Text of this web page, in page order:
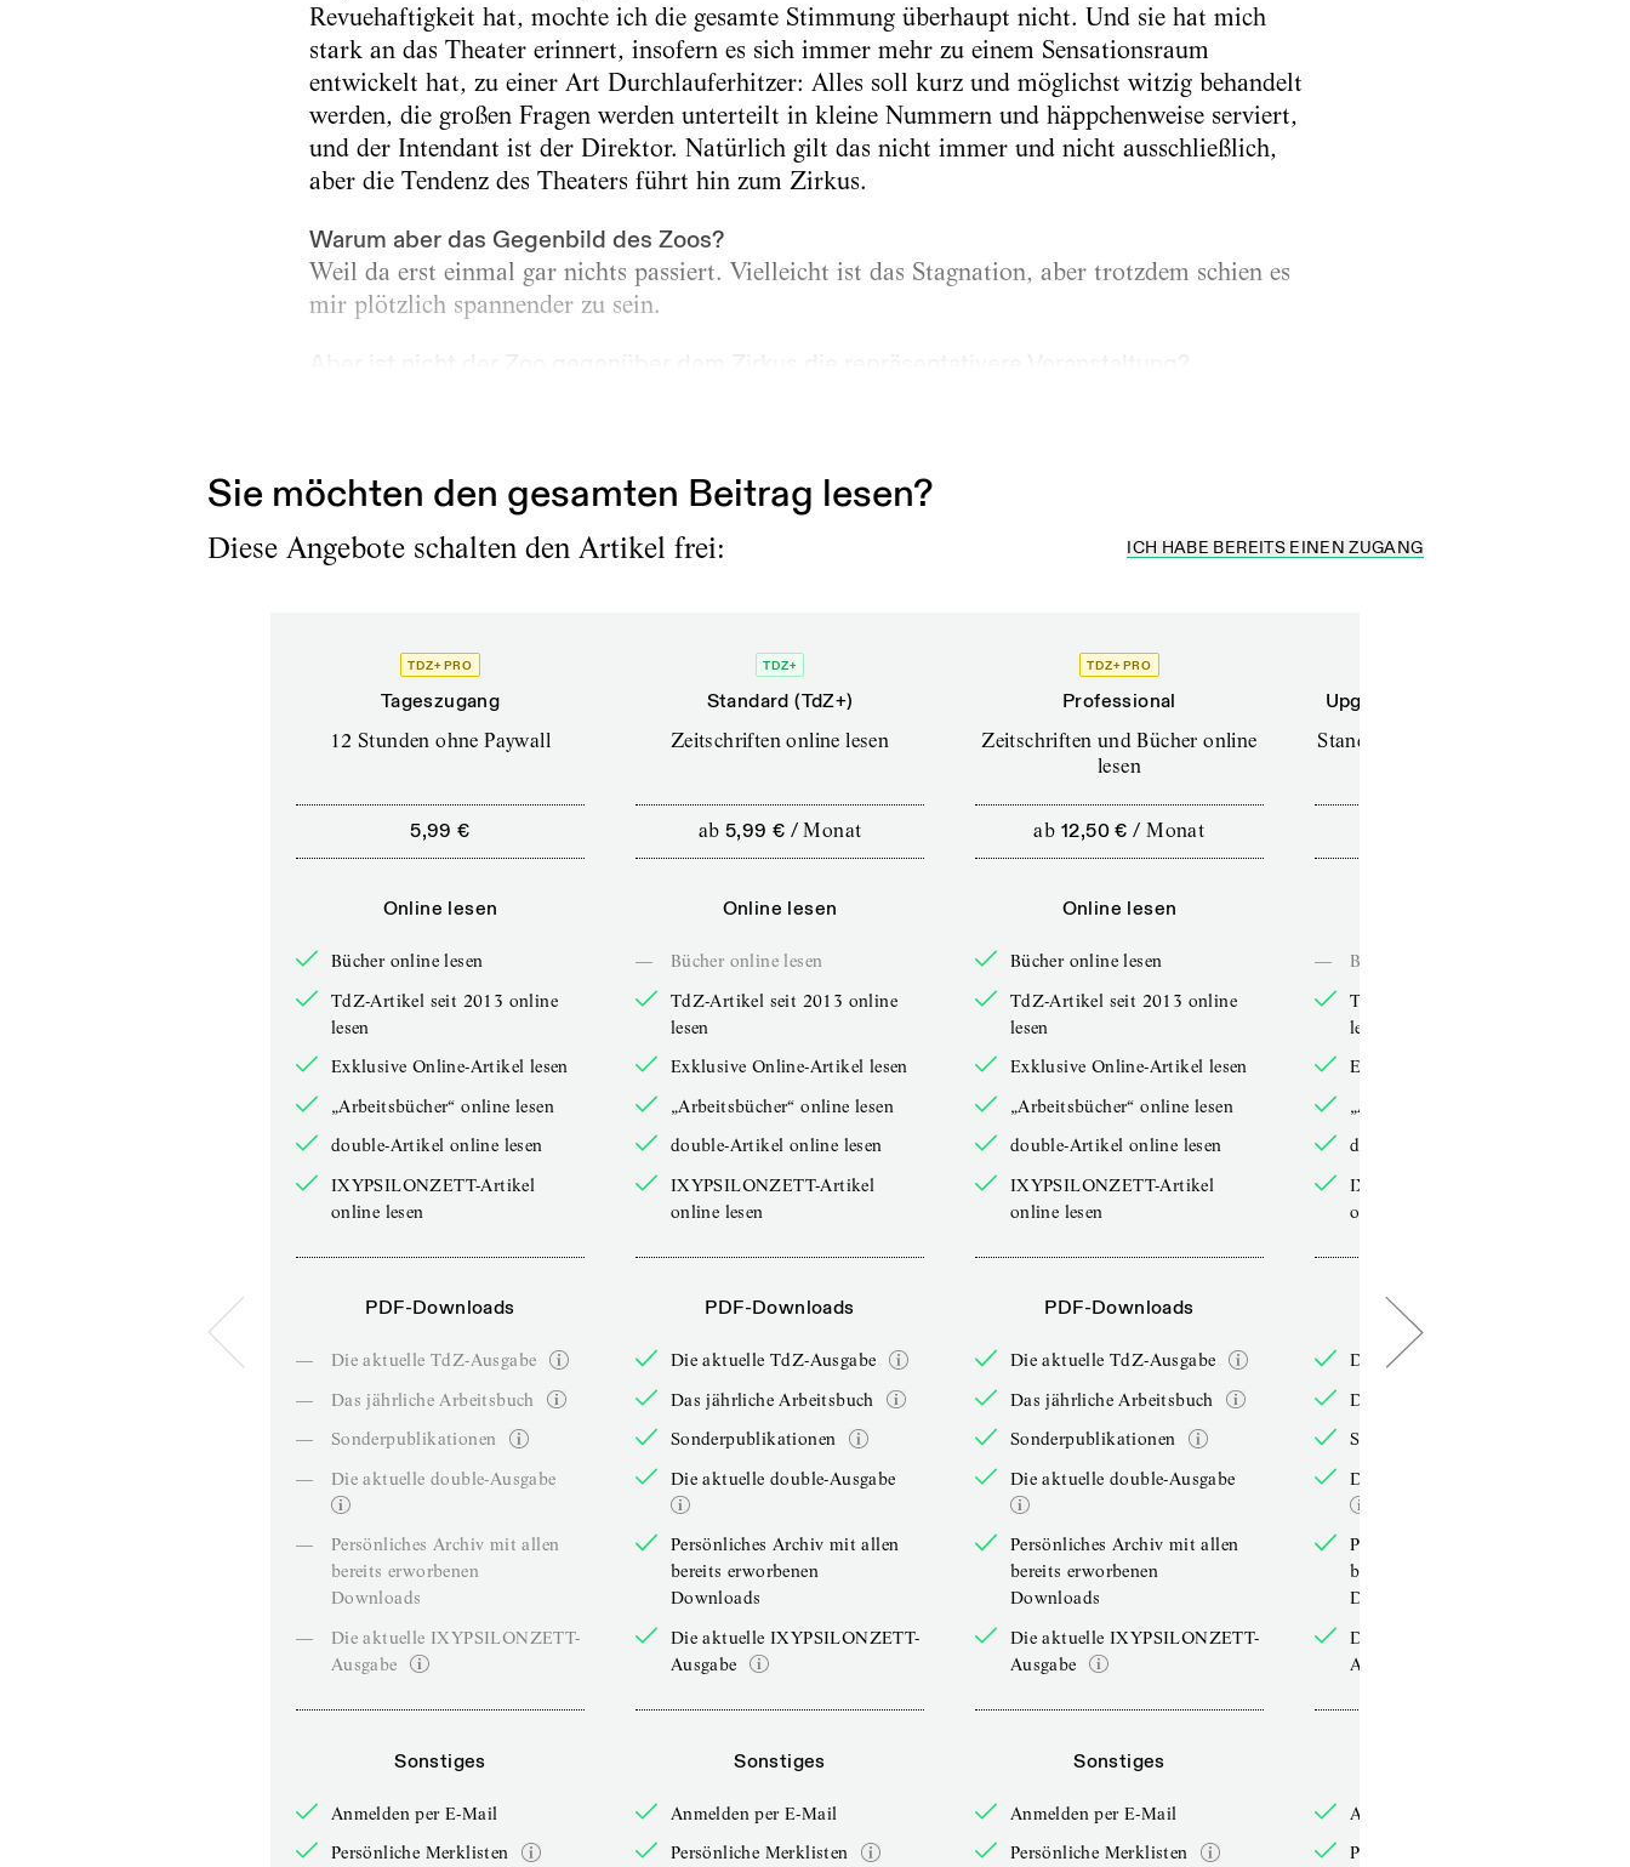
Revuehaftigkeit hat, mochte ich die gesamte Stimmung überhaupt nicht. Und sie hat mich
stark an das Theater erinnert, insofern es sich immer mehr zu einem Sensationsraum
entwickelt hat, zu einer Art Durchlauferhitzer: Alles soll kurz und möglichst witzig behandelt
werden, die großen Fragen werden unterteilt in kleine Nummern und häppchenweise serviert,
und der Intendant ist der Direktor. Natürlich gilt das nicht immer und nicht ausschließlich,
aber die Tendenz des Theaters führt hin zum Zirkus.
Warum aber das Gegenbild des Zoos?
Weil da erst einmal gar nichts passiert. Vielleicht ist das Stagnation, aber trotzdem schien es
mir plötzlich spannender zu sein.
Sie möchten den gesamten Beitrag lesen?
Diese Angebote schalten den Artikel frei: ICH HABE BEREITS EINEN ZUGANG
TDZ+ PRO
Tageszugang
12 Stunden ohne Paywall
5,99 €
Online lesen
Bücher online lesen
TdZ-Artikel seit 2013 online
lesen
Exklusive Online-Artikel lesen
„Arbeitsbücher“ online lesen
double-Artikel online lesen
IXYPSILONZETT-Artikel
online lesen
PDF-Downloads
—
Die aktuelle TdZ-Ausgabe
—
Das jährliche Arbeitsbuch
—
Sonderpublikationen
—
Die aktuelle double-Ausgabe
—
Persönliches Archiv mit allen
bereits erworbenen
Downloads
—
Die aktuelle IXYPSILONZETT-
Ausgabe
Sonstiges
Anmelden per E-Mail
Persönliche Merklisten
TDZ+
Standard (TdZ+)
Zeitschriften online lesen
ab 5,99 € /Monat
Online lesen
—
Bücher online lesen
TdZ-Artikel seit 2013 online
lesen
Exklusive Online-Artikel lesen
„Arbeitsbücher“ online lesen
double-Artikel online lesen
IXYPSILONZETT-Artikel
online lesen
PDF-Downloads
Die aktuelle TdZ-Ausgabe
Das jährliche Arbeitsbuch
Sonderpublikationen
Die aktuelle double-Ausgabe
Persönliches Archiv mit allen
bereits erworbenen
Downloads
Die aktuelle IXYPSILONZETT-
Ausgabe
Sonstiges
Anmelden per E-Mail
Persönliche Merklisten
TDZ+ PRO
Professional
Zeitschriften und Bücher online
lesen
ab 12,50 € /Monat
Online lesen
Bücher online lesen
TdZ-Artikel seit 2013 online
lesen
Exklusive Online-Artikel lesen
„Arbeitsbücher“ online lesen
double-Artikel online lesen
IXYPSILONZETT-Artikel
online lesen
PDF-Downloads
Die aktuelle TdZ-Ausgabe
Das jährliche Arbeitsbuch
Sonderpublikationen
Die aktuelle double-Ausgabe
Persönliches Archiv mit allen
bereits erworbenen
Downloads
Die aktuelle IXYPSILONZETT-
Ausgabe
Sonstiges
Anmelden per E-Mail
Persönliche Merklisten
Upgrade für Printabonnenten
Standard (TdZ+) – Zeitschriften
—
Bücher online lesen
TdZ-Artikel seit 2013 online
lesen
Exklusive Online-Artikel lesen
„Arbeitsbücher“ online lesen
double-Artikel online lesen
IXYPSILONZETT-Artikel
online lesen
PDF-Downloads
Die aktuelle TdZ-Ausgabe
Das jährliche Arbeitsbuch
Sonderpublikationen
Die aktuelle double-Ausgabe
Persönliches Archiv mit allen
bereits erworbenen
Downloads
Die aktuelle IXYPSILONZETT-
Ausgabe
Anmelden per E-Mail
Persönliche Merklisten